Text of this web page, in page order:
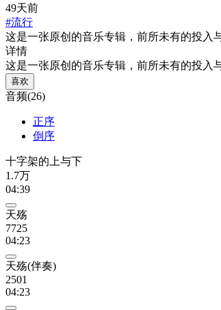
49天前
#流行
这是一张原创的音乐专辑，前所未有的投入
详情
这是一张原创的音乐专辑，前所未有的投入
喜欢
音频(26)
正序
倒序
十字架的上与下
1.7万
04:39
天殇
7725
04:23
天殇(伴奏)
2501
04:23